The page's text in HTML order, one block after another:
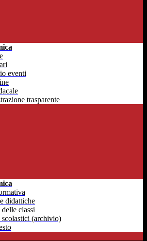
eventi
trasparente
didattiche
classi
(archivio)